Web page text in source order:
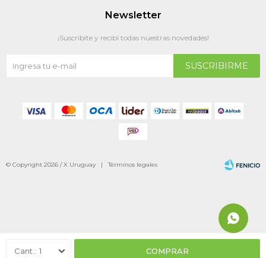
1 COMPRAR
Newsletter
¡Suscribite y recibí todas nuestras novedades!
SUSCRIBIRME
© Copyright 2026 / X Uruguay |Términos legales